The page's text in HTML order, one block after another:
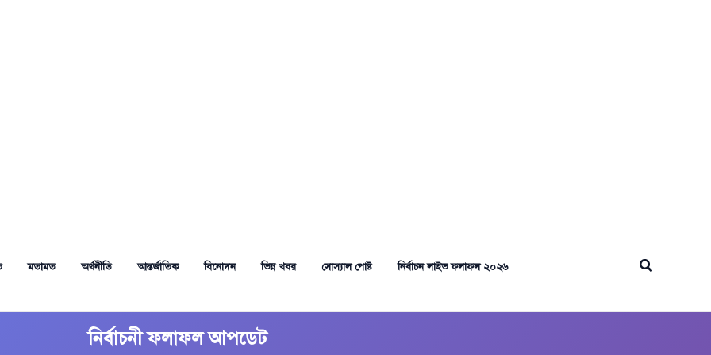
মতামত অর্থনীতি আন্তর্জাতিক বিনোদন ভিন্ন খবর সোস্যাল পোষ্ট নির্বাচন লাইভ ফলাফল ২০২৬ Search
নির্বাচনী ফলাফল আপডেট